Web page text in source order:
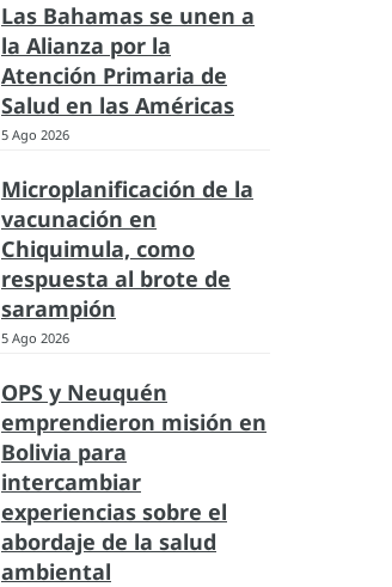
Las Bahamas se unen a
la Alianza por la
Atención Primaria de
Salud en las Américas
5 Ago 2026
Microplanificación de la
vacunación en
Chiquimula, como
respuesta al brote de
sarampión
5 Ago 2026
OPS y Neuquén
emprendieron misión en
Bolivia para
intercambiar
experiencias sobre el
abordaje de la salud
ambiental